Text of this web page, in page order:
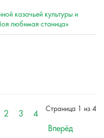
казачьей культуры и
любимая станица»
Страница 1 из 4
2 3
4
Вперёд